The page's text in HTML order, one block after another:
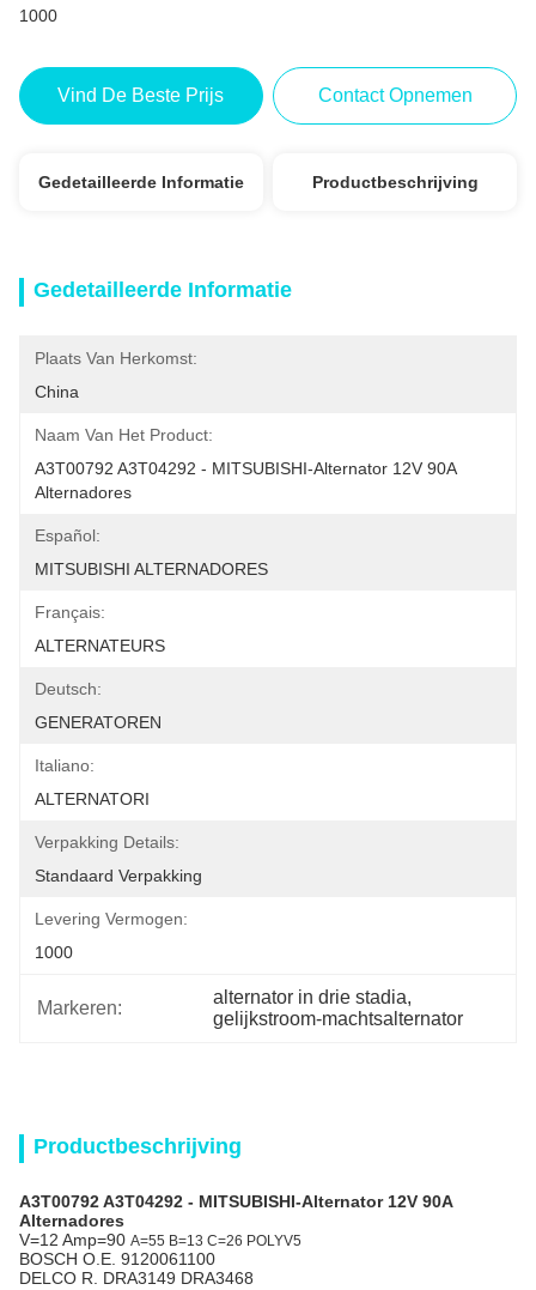
1000
Vind De Beste Prijs Contact Opnemen
Gedetailleerde Informatie Productbeschrijving
Gedetailleerde Informatie
Plaats Van Herkomst:
China
Naam Van Het Product:
A3T00792 A3T04292 - MITSUBISHI-Alternator 12V 90A
Alternadores
Español:
MITSUBISHI ALTERNADORES
Français:
ALTERNATEURS
Deutsch:
GENERATOREN
Italiano:
ALTERNATORI
Verpakking Details:
Standaard Verpakking
Levering Vermogen:
1000
Markeren:
alternator in drie stadia,
gelijkstroom-machtsalternator
Productbeschrijving
A3T00792 A3T04292 - MITSUBISHI-Alternator 12V 90A
Alternadores
V=12 Amp=90 A=55 B=13 C=26 POLYV5
BOSCH O.E. 9120061100
DELCO R. DRA3149 DRA3468